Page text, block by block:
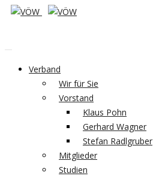
Verband
Wir für Sie
Vorstand
Klaus Pohn
Gerhard Wagner
Stefan Radlgruber
Mitglieder
Studien